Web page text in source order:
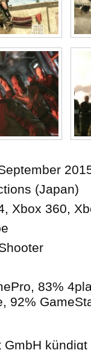
(Japan)
Xbox 360,
83%
92%